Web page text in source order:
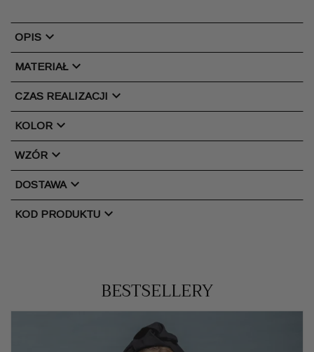
OPIS chevron_right
MATERIAŁchevron_right
CZAS REALIZACJI chevron_right
KOLOR chevron_right
WZÓR chevron_right
DOSTAWAchevron_right
KOD PRODUKTU chevron_right
BESTSELLERY